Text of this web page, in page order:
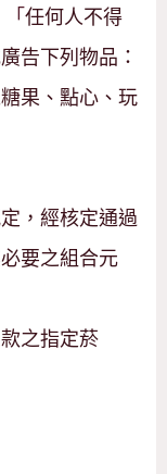
「任何人不得
告下列物品：
果、點心、玩
，經核定通過
要之組合元
之指定菸